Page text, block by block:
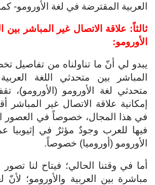
العربية المقترضة في لغة الأورومو-
ثالثاً: علاقة الاتصال غير المباشر بين
الأورومو:
يبدو لي أنّ ما تناولناه من تفاصيل
المباشر بين متحدثي اللغة
متحدثي لغة الأورومو (الأورومو)،
إمكانية علاقة الاتصال غير المباشر
في هذا المجال، خصوصاً في العصور
فيها للعرب وجودٌ مؤثرٌ في إثيوبيا
الأورومو (أوروميا) خصوصاً.
أما في وقتنا الحالي؛ فيتاح لنا
مباشرة بين العربية والأورومو؛ لأنّ